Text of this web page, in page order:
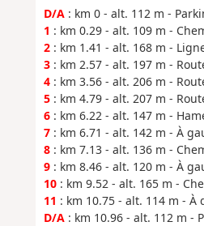
D/A: km 0 - alt. 112 m -
1 : km 0.29 - alt. 109 m -
2: km 1.41 - alt. 168 m -
3: km 2.57 - alt. 197 m -
4: km 3.56 - alt. 206 m -
5: km 4.79 - alt. 207 m -
6: km 6.22 - alt. 147 m -
7: km 6.71 - alt. 142 m - À
8: km 7.13 - alt. 136 m -
9: km 8.46 - alt. 120 m - À
10: km 9.52 - alt. 165 m -
11 : km 10.75 - alt. 114 m - À
D/A: km 10.96 - alt. 112 m -